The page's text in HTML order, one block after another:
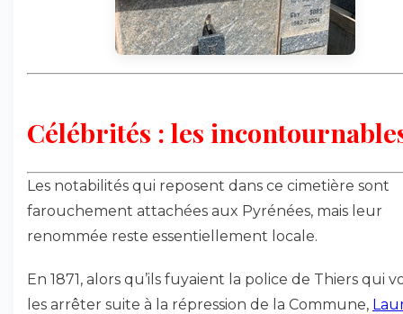
Célébrités : les
Les notabilités qui reposent dans ce cimetière sont
farouchement attachées aux Pyrénées, mais leur
renommée reste essentiellement locale.
En 1871, alors qu’ils fuyaient la police de Thiers qui
les arrêter suite à la répression de la Commune,